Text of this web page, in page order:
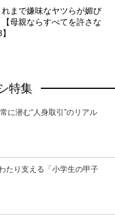
まで嫌味なヤツらが媚び
母親ならすべてを許さな
特集
に潜む“人身取引”のリアル
たり支える「小学生の甲子